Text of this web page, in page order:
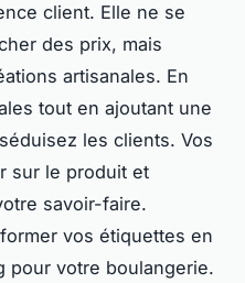
client. Elle ne se
des prix, mais
artisanales. En
tout en ajoutant une
les clients. Vos
sur le produit et
savoir-faire.
vos étiquettes en
pour votre boulangerie.